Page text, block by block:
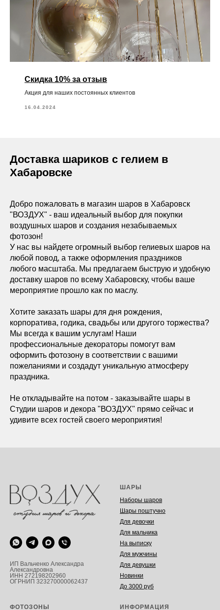
Скидка 10% за отзыв
Акция для наших постоянных клиентов
16.04.2024
Доставка шариков с гелием в
Хабаровске
Добро пожаловать в магазин шаров в Хабаровск
"ВОЗДУХ" - ваш идеальный выбор для покупки
воздушных шаров и создания незабываемых
фотозон!
У нас вы найдете огромный выбор гелиевых шаров на
любой повод, а также оформления праздников
любого масштаба. Мы предлагаем быструю и удобную
доставку шаров по всему Хабаровску, чтобы ваше
мероприятие прошло как по маслу.
Хотите заказать шары для дня рождения,
корпоратива, годика, свадьбы или другого торжества?
Мы всегда к вашим услугам! Наши
профессиональные декораторы помогут вам
оформить фотозону в соответствии с вашими
пожеланиями и создадут уникальную атмосферу
праздника.
Не откладывайте на потом - заказывайте шары в
Студии шаров и декора "ВОЗДУХ" прямо сейчас и
удивите всех гостей своего мероприятия!
ИП Вальченко Александра
Александровна
ИНН 272198202960
ОГРНИП 323270000062437
ШАРЫ
Наборы шаров
Шары поштучно
Для девочки
Для мальчика
На выписку
Для мужчины
Для девушки
Новинки
До 3000 руб
ФОТОЗОНЫ ИНФОРМАЦИЯ